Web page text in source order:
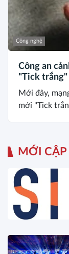
Công nghệ
Công an
"Tick trắng"
Mới đây,
mới "Tick
MỚI